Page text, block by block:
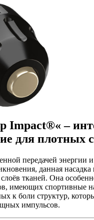
Impact®« –
для плотных
передачей энергии
данная насадка
тканей. Она
имеющих спортивные
к боли структур,
импульсов.